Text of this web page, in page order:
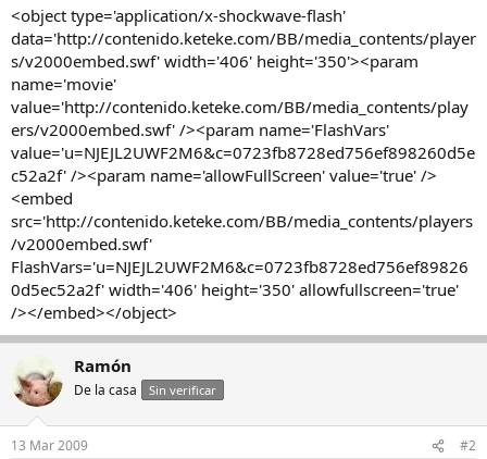
l
o
<object type='application/x-shockwave-flash'
data='http://contenido.keteke.com/BB/media_contents/player
s/v2000embed.swf' width='406' height='350'><param
name='movie'
value='http://contenido.keteke.com/BB/media_contents/play
ers/v2000embed.swf' /><param name='FlashVars'
value='u=NJEJL2UWF2M6&c=0723fb8728ed756ef898260d5e
c52a2f' /><param name='allowFullScreen' value='true' />
<embed
src='http://contenido.keteke.com/BB/media_contents/players
/v2000embed.swf'
FlashVars='u=NJEJL2UWF2M6&c=0723fb8728ed756ef89826
0d5ec52a2f' width='406' height='350' allowfullscreen='true'
/></embed></object>
Ramón
De la casa Sin verificar
13 Mar 2009 #2